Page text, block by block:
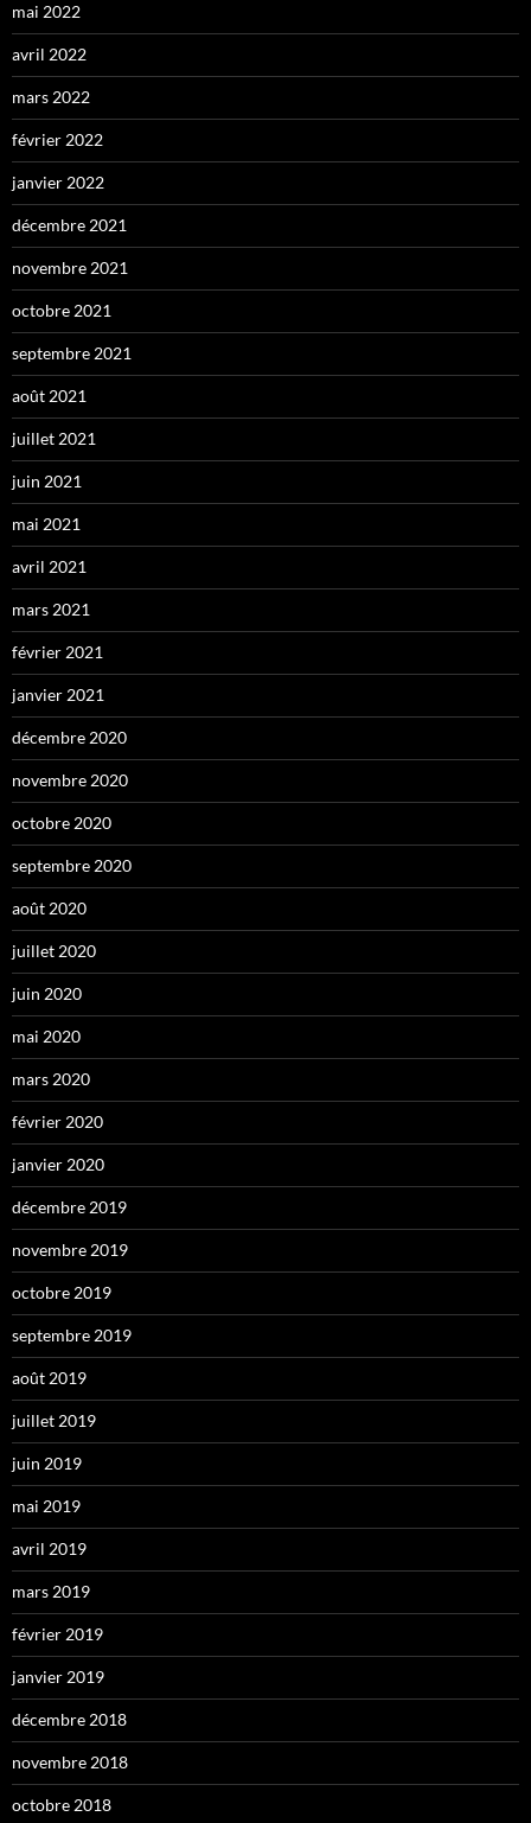
mai 2022
avril 2022
mars 2022
février 2022
janvier 2022
décembre 2021
novembre 2021
octobre 2021
septembre 2021
août 2021
juillet 2021
juin 2021
mai 2021
avril 2021
mars 2021
février 2021
janvier 2021
décembre 2020
novembre 2020
octobre 2020
septembre 2020
août 2020
juillet 2020
juin 2020
mai 2020
mars 2020
février 2020
janvier 2020
décembre 2019
novembre 2019
octobre 2019
septembre 2019
août 2019
juillet 2019
juin 2019
mai 2019
avril 2019
mars 2019
février 2019
janvier 2019
décembre 2018
novembre 2018
octobre 2018